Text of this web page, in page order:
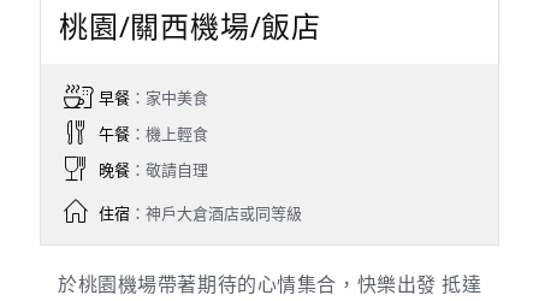
桃園/關西機場/飯店
早餐：家中美食
午餐：機上輕食
晚餐：敬請自理
住宿：神戶大倉酒店或同等級
於桃園機場帶著期待的心情集合，快樂出發 抵達